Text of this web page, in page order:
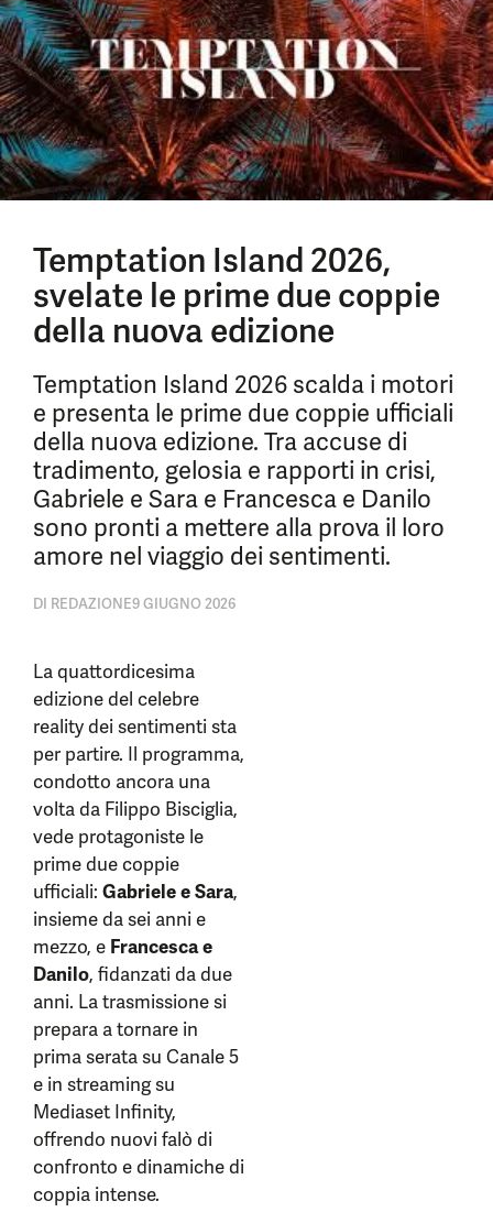
Temptation Island 2026,
svelate le prime due coppie
della nuova edizione
Temptation Island 2026 scalda i motori
e presenta le prime due coppie ufficiali
della nuova edizione. Tra accuse di
tradimento, gelosia e rapporti in crisi,
Gabriele e Sara e Francesca e Danilo
sono pronti a mettere alla prova il loro
amore nel viaggio dei sentimenti.
DI REDAZIONE9 GIUGNO 2026
La quattordicesima
edizione del celebre
reality dei sentimenti sta
per partire. Il programma,
condotto ancora una
volta da Filippo Bisciglia,
vede protagoniste le
prime due coppie
ufficiali: Gabriele e Sara,
insieme da sei anni e
mezzo, e Francesca e
Danilo, fidanzati da due
anni. La trasmissione si
prepara a tornare in
prima serata su Canale 5
e in streaming su
Mediaset Infinity,
offrendo nuovi falò di
confronto e dinamiche di
coppia intense.